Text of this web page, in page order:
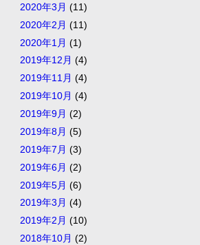
2020年3月 (11)
2020年2月 (11)
2020年1月 (1)
2019年12月 (4)
2019年11月 (4)
2019年10月 (4)
2019年9月 (2)
2019年8月 (5)
2019年7月 (3)
2019年6月 (2)
2019年5月 (6)
2019年3月 (4)
2019年2月 (10)
2018年10月 (2)